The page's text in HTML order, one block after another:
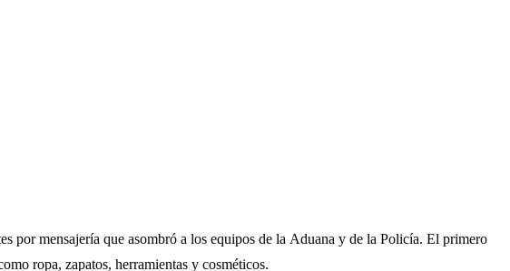
por mensajería que asombró a los equipos de la Aduana y de la Policía. El primero
ropa, zapatos, herramientas y cosméticos.